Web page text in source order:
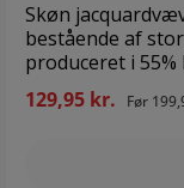
Skøn
bestående af
produceret i
beskyttende
rengøre med en
længde efter
129,95 kr. Før